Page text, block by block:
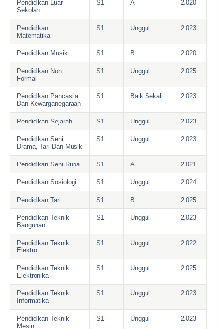
Pendidikan Luar
Sekolah
S1 A 2.020
Pendidikan
Matematika
S1 Unggul 2.023
Pendidikan Musik S1 B 2.020
Pendidikan Non
Formal
S1 Unggul 2.025
Pendidikan Pancasila
Dan Kewarganegaraan
S1 Baik Sekali 2.023
Pendidikan Sejarah S1 Unggul 2.023
Pendidikan Seni
Drama, Tari Dan Musik
S1 Unggul 2.023
Pendidikan Seni Rupa S1 A 2.021
Pendidikan Sosiologi S1 Unggul 2.024
Pendidikan Tari S1 B 2.025
Pendidikan Teknik
Bangunan
S1 Unggul 2.023
Pendidikan Teknik
Elektro
S1 Unggul 2.022
Pendidikan Teknik
Elektronika
S1 Unggul 2.025
Pendidikan Teknik
Informatika
S1 Unggul 2.023
Pendidikan Teknik
Mesin
S1 Unggul 2.023